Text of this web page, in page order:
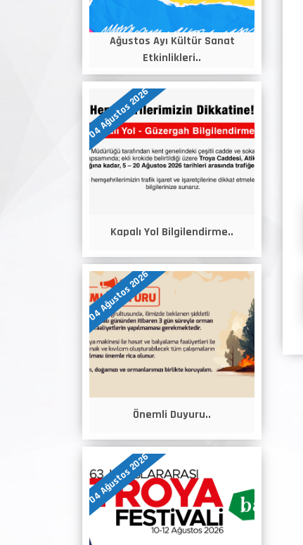
Ağustos Ayı Kültür Sanat
Etkinlikleri..
04 Ağustos 2026
Kapalı Yol Bilgilendirme..
04 Ağustos 2026
Önemli Duyuru..
04 Ağustos 2026